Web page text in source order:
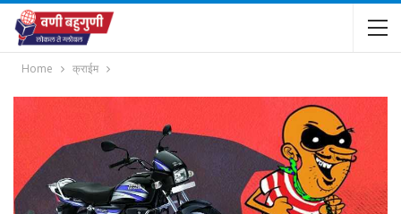
Home क्राईम